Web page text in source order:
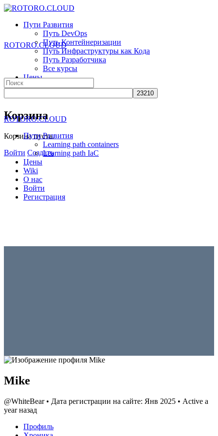
Toggle
Panel
Пути Развития
Путь DevOps
Путь Контейнеризации
Путь Инфраструктуры как Кода
Путь Разработчика
Все курсы
Цены
Wiki
More
options
Корзина
Корзина пуста.
Войти Создать
ROTORO.CLOUD
Search
for:
ROTORO.CLOUD
Пути Развития
Learning path containers
Learning path IaC
Цены
Wiki
О нас
Войти
Регистрация
Mike
@WhiteBear • Дата регистрации на сайте: Янв 2025 • Active a
year назад
Профиль